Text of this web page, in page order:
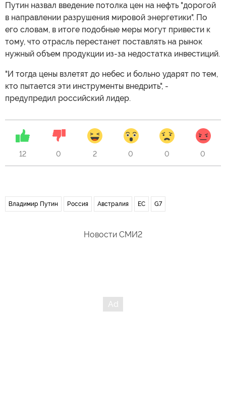
Путин назвал введение потолка цен на нефть "дорогой
в направлении разрушения мировой энергетики". По
его словам, в итоге подобные меры могут привести к
тому, что отрасль перестанет поставлять на рынок
нужный объем продукции из-за недостатка инвестиций.
"И тогда цены взлетят до небес и больно ударят по тем,
кто пытается эти инструменты внедрить", -
предупредил российский лидер.
12 0 2 0 0 0
Владимир Путин Россия Австралия ЕС G7
Новости СМИ2